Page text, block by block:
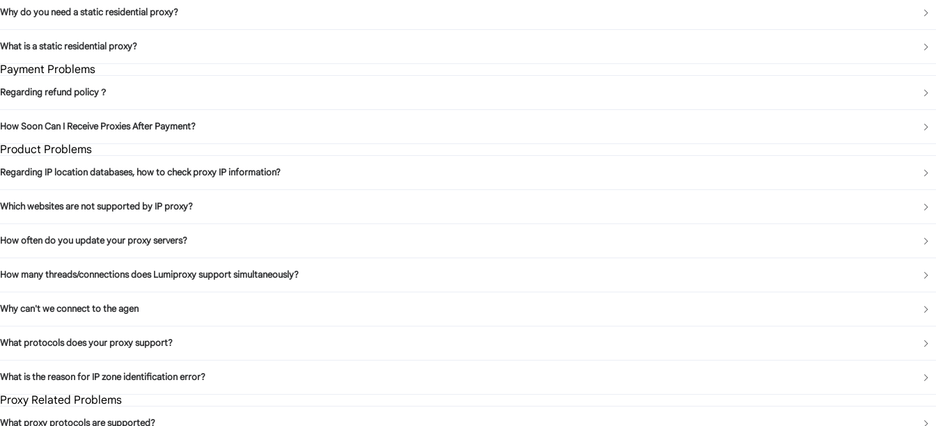
Why do you need a static residential proxy?
What is a static residential proxy?
Payment Problems
Regarding refund policy？
How Soon Can I Receive Proxies After Payment?
Product Problems
Regarding IP location databases, how to check proxy IP information?
Which websites are not supported by IP proxy?
How often do you update your proxy servers?
How many threads/connections does Lumiproxy support simultaneously?
Why can't we connect to the agen
What protocols does your proxy support?
What is the reason for IP zone identification error?
Proxy Related Problems
What proxy protocols are supported?